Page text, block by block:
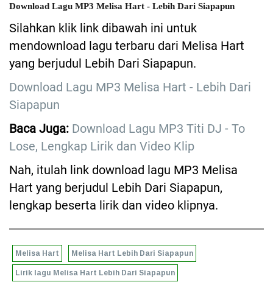
Download Lagu MP3 Melisa Hart - Lebih Dari Siapapun
Silahkan klik link dibawah ini untuk
mendownload lagu terbaru dari Melisa Hart
yang berjudul Lebih Dari Siapapun.
Download Lagu MP3 Melisa Hart - Lebih Dari
Siapapun
Baca Juga: Download Lagu MP3 Titi DJ - To
Lose, Lengkap Lirik dan Video Klip
Nah, itulah link download lagu MP3 Melisa
Hart yang berjudul Lebih Dari Siapapun,
lengkap beserta lirik dan video klipnya.
Melisa Hart Melisa Hart Lebih Dari Siapapun
Lirik lagu Melisa Hart Lebih Dari Siapapun